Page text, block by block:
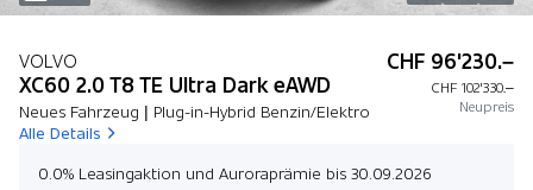
VOLVO
XC60 2.0 T8 TE Ultra Dark eAWD
Neues Fahrzeug | Plug-in-Hybrid Benzin/Elektro
Alle Details
CHF 96'230.–
CHF 102'330.–
Neupreis
0.0% Leasingaktion und Auroraprämie bis 30.09.2026